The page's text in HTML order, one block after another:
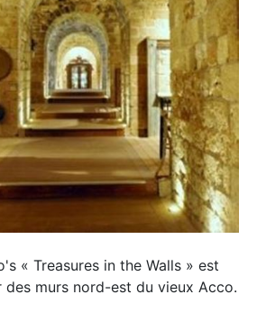
« Treasures in the Walls » est
des murs nord-est du vieux Acco.